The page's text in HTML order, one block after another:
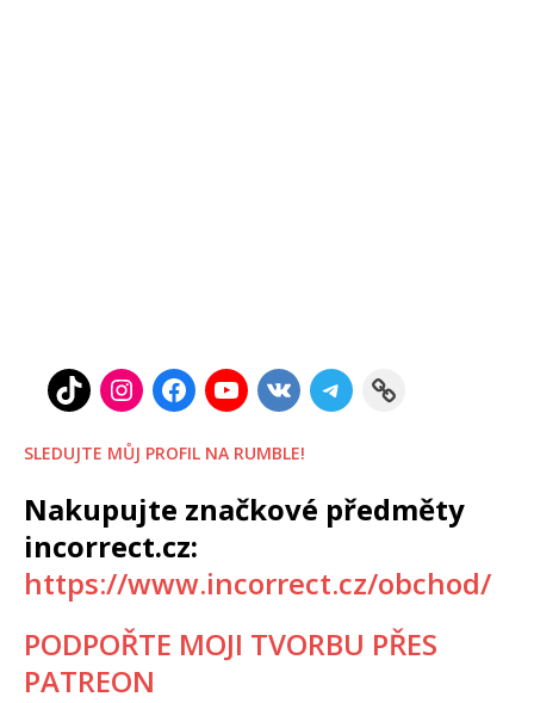
SLEDUJTE MŮJ PROFIL NA RUMBLE!
Nakupujte značkové předměty
incorrect.cz:
https://www.incorrect.cz/obchod/
PODPOŘTE MOJI TVORBU PŘES
PATREON